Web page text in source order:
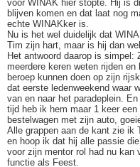
voor WINAK hier stopte. Hij is
blijven komen en dat laat nog
echte WINAKker is.
Nu is het wel duidelijk dat
Tim zijn hart, maar is hij dan
Het antwoord daarop is simpel:
meerdere keren weten rijden
beroep kunnen doen op zijn
dat eerste ledenweekend waar
van en naar het paradeplein.
tijd heb ik hem maar 1 keer
bestelwagen met zijn auto,
Alle grappen aan de kant zie ik
en hoop ik dat hij alle passie
voor zijn mentor rol had nu kan
functie als Feest.